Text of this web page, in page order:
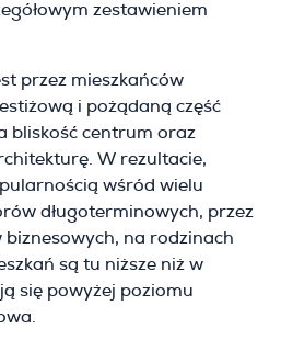
zestawieniem
przez mieszkańców
i pożądaną część
bliskość centrum oraz
W rezultacie,
wśród wielu
długoterminowych, przez
biznesowych, na rodzinach
są tu niższe niż w
się powyżej poziomu